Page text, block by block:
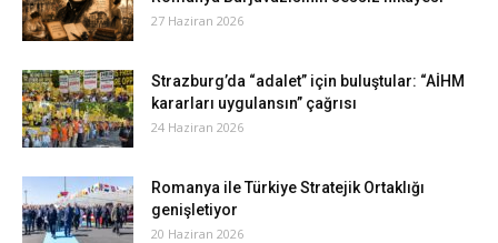
27 Haziran 2026
Strazburg’da “adalet” için buluştular: “AİHM
kararları uygulansın” çağrısı
24 Haziran 2026
Romanya ile Türkiye Stratejik Ortaklığı
genişletiyor
20 Haziran 2026